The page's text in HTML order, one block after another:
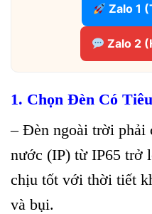
Zalo 1
Zalo 2
1. Chọn Đèn Có
– Đèn ngoài trời phải
nước (IP) từ IP65 trở
chịu tốt với thời tiết
và bụi.